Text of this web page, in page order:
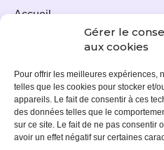
Gérer le
aux cookies
Pour offrir les meilleures expériences,
telles que les cookies pour stocker et/
appareils. Le fait de consentir à ces
des données telles que le
sur ce site. Le fait de ne pas consentir
avoir un effet négatif sur certaines
Accueil
Tirages photos
Expositions
À propos